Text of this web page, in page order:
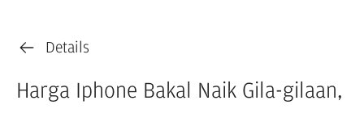
Details
Harga Iphone Bakal Naik Gila-gilaan,